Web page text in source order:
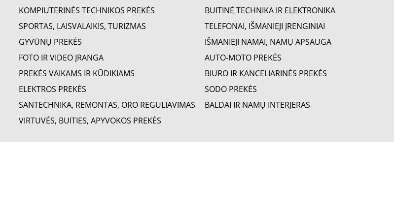
KOMPIUTERINĖS TECHNIKOS PREKĖS
BUITINĖ TECHNIKA IR ELEKTRONIKA
SPORTAS, LAISVALAIKIS, TURIZMAS
TELEFONAI, IŠMANIEJI ĮRENGINIAI
GYVŪNŲ PREKĖS
IŠMANIEJI NAMAI, NAMŲ APSAUGA
SANTECHNIKA, REMONTAS, ORO REGULIAVIMAS
FOTO IR VIDEO ĮRANGA
AUTO-MOTO PREKĖS
PREKĖS VAIKAMS IR KŪDIKIAMS
BIURO IR KANCELIARINĖS PREKĖS
ELEKTROS PREKĖS
SODO PREKĖS
BALDAI IR NAMŲ INTERJERAS
VIRTUVĖS, BUITIES, APYVOKOS PREKĖS